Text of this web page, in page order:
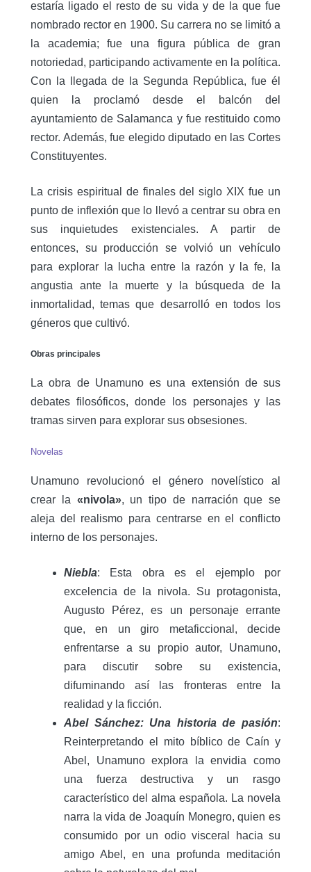
estaría ligado el resto de su vida y de la que fue
nombrado rector en 1900. Su carrera no se limitó a
la academia; fue una figura pública de gran
notoriedad, participando activamente en la política.
Con la llegada de la Segunda República, fue él
quien la proclamó desde el balcón del
ayuntamiento de Salamanca y fue restituido como
rector. Además, fue elegido diputado en las Cortes
Constituyentes.
La crisis espiritual de finales del siglo XIX fue un
punto de inflexión que lo llevó a centrar su obra en
sus inquietudes existenciales. A partir de
entonces, su producción se volvió un vehículo
para explorar la lucha entre la razón y la fe, la
angustia ante la muerte y la búsqueda de la
inmortalidad, temas que desarrolló en todos los
géneros que cultivó.
Obras principales
La obra de Unamuno es una extensión de sus
debates filosóficos, donde los personajes y las
tramas sirven para explorar sus obsesiones.
Novelas
Unamuno revolucionó el género novelístico al
crear la «nivola», un tipo de narración que se
aleja del realismo para centrarse en el conflicto
interno de los personajes.
Niebla: Esta obra es el ejemplo por
excelencia de la nivola. Su protagonista,
Augusto Pérez, es un personaje errante
que, en un giro metaficcional, decide
enfrentarse a su propio autor, Unamuno,
para discutir sobre su existencia,
difuminando así las fronteras entre la
realidad y la ficción.
Abel Sánchez: Una historia de pasión:
Reinterpretando el mito bíblico de Caín y
Abel, Unamuno explora la envidia como
una fuerza destructiva y un rasgo
característico del alma española. La novela
narra la vida de Joaquín Monegro, quien es
consumido por un odio visceral hacia su
amigo Abel, en una profunda meditación